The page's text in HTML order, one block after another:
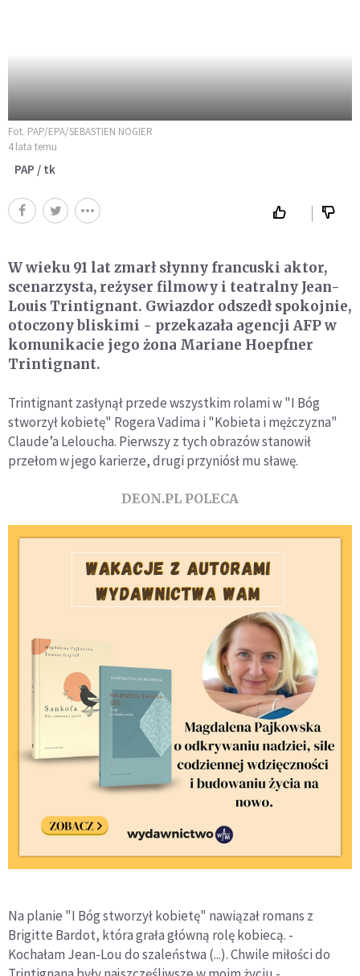
Fot. PAP/EPA/SEBASTIEN NOGIER
4 lata temu
PAP / tk
W wieku 91 lat zmarł słynny francuski aktor,
scenarzysta, reżyser filmowy i teatralny Jean-
Louis Trintignant. Gwiazdor odszedł spokojnie,
otoczony bliskimi - przekazała agencji AFP w
komunikacie jego żona Mariane Hoepfner
Trintignant.
Trintignant zasłynął przede wszystkim rolami w "I Bóg
stworzył kobietę" Rogera Vadima i "Kobieta i mężczyzna"
Claude’a Leloucha. Pierwszy z tych obrazów stanowił
przełom w jego karierze, drugi przyniósł mu sławę.
DEON.PL POLECA
Na planie "I Bóg stworzył kobietę" nawiązał romans z
Brigitte Bardot, która grała główną rolę kobiecą. -
Kochałam Jean-Lou do szaleństwa (...). Chwile miłości do